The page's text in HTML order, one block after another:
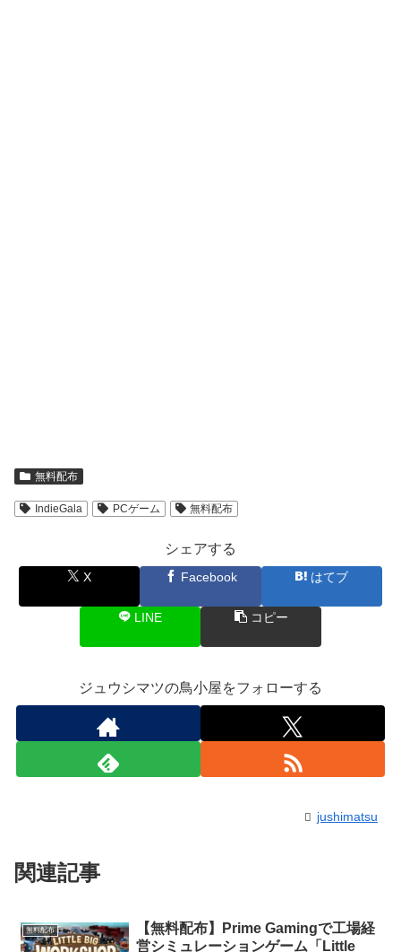
無料配布
IndieGala PCゲーム 無料配布
シェアする
X Facebook はてブ
LINE コピー
ジュウシマツの鳥小屋をフォローする
jushimatsu
関連記事
無料配布
【無料配布】Prime Gamingで工場経
営シミュレーションゲーム「Little